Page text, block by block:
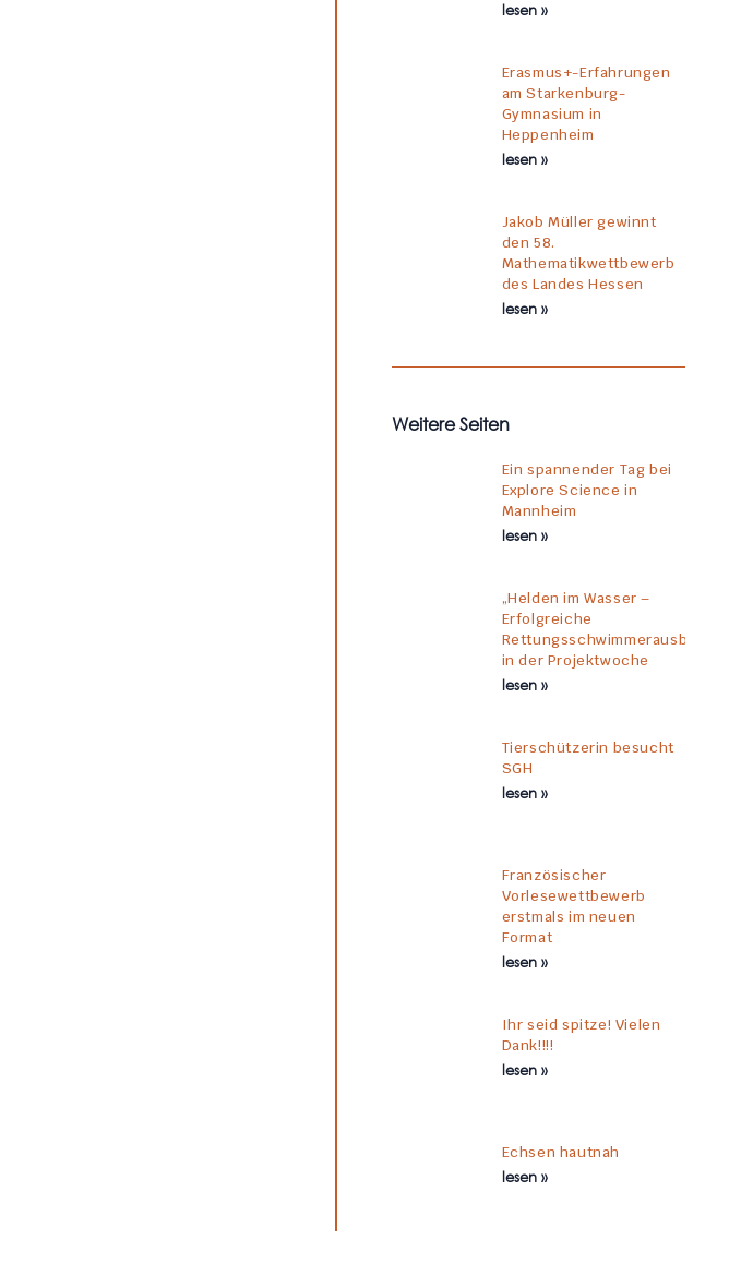
lesen »
Erasmus+-Erfahrungen
am Starkenburg-
Gymnasium in
Heppenheim
lesen »
Jakob Müller gewinnt
den 58.
Mathematikwettbewerb
des Landes Hessen
lesen »
Weitere Seiten
Ein spannender Tag bei
Explore Science in
Mannheim
lesen »
„Helden im Wasser –
Erfolgreiche
Rettungsschwimmerausbildung
in der Projektwoche
lesen »
Tierschützerin besucht
SGH
lesen »
Französischer
Vorlesewettbewerb
erstmals im neuen
Format
lesen »
Ihr seid spitze! Vielen
Dank!!!!
lesen »
Echsen hautnah
lesen »